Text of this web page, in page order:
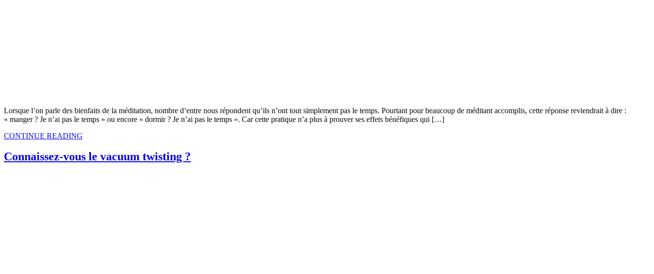
Lorsque l’on parle des bienfaits de la méditation, nombre d’entre nous répondent qu’ils n’ont tout simplement pas le temps. Pourtant pour beaucoup de méditant accomplis, cette réponse reviendrait à dire :
« manger ? Je n’ai pas le temps » ou encore « dormir ? Je n’ai pas le temps ». Car cette pratique n’a plus à prouver ses effets bénéfiques qui […]
CONTINUE READING
Connaissez-vous le vacuum twisting ?